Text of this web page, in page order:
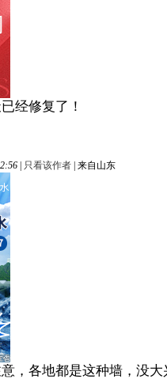
经修复了！
只看该作者 来自山东
，各地都是这种墙，没大